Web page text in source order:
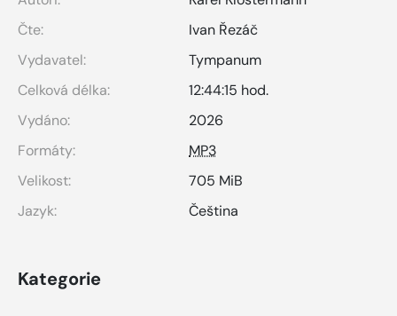
Čte:
Ivan Řezáč
Vydavatel:
Tympanum
Celková délka:
12:44:15 hod.
Vydáno:
2026
Formáty:
MP3
Velikost:
705 MiB
Jazyk:
Čeština
Kategorie